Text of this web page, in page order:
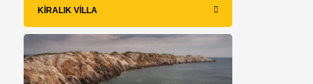
KIRALIK VILLA